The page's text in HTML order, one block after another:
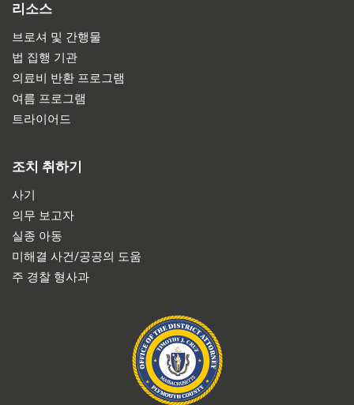
리소스
브로셔 및 간행물
법 집행 기관
의료비 반환 프로그램
여름 프로그램
트라이어드
조치 취하기
사기
의무 보고자
실종 아동
미해결 사건/공공의 도움
주 경찰 형사과